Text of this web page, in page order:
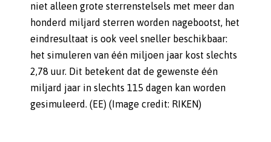
niet alleen grote sterrenstelsels met meer dan
honderd miljard sterren worden nagebootst, het
eindresultaat is ook veel sneller beschikbaar:
het simuleren van één miljoen jaar kost slechts
2,78 uur. Dit betekent dat de gewenste één
miljard jaar in slechts 115 dagen kan worden
gesimuleerd. (EE) (Image credit: RIKEN)